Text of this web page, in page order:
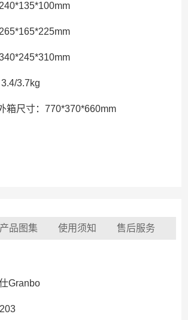
3.7kg
箱尺寸：770*370*660mm
产品图集 使用须知 售后服务
Granbo